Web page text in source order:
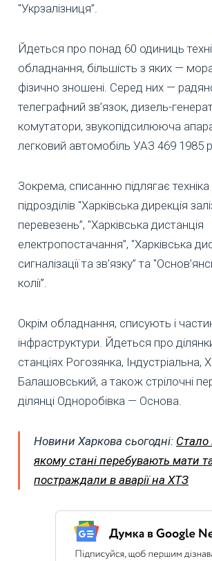
"Укрзалізниця”.
Йдеться про понад 60 одиниць
обладнання, більшість з яких —
фізично зношені. Серед них —
телеграфний зв’язок, дизель-
комутатори, звукопідсилююча
легковий автомобіль УАЗ 469 1985
Зокрема, списанню підлягає
підрозділів "Харківська дирекція
перевезень”, "Харківська дистанція
електропостачання”, "Харківська
сигналізації та зв’язку” та
колії”.
Окрім обладнання, списують і
інфраструктури. Йдеться про
станціях Рогозянка, Індустріальна,
Балашовський, а також стрілочні
ділянці Одноробівка — Основа.
Новини Харкова сьогодні: Стало
якому стані перебувають мати та
постраждали в аварії на ХТЗ